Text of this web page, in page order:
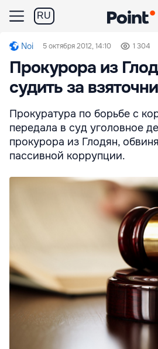
RU
Noi 5 октября 2012, 14:10 1 304
Прокурора из
судить за
Прокуратура по борьбе с
передала в суд уголовное
прокурора из Глодян,
пассивной коррупции.